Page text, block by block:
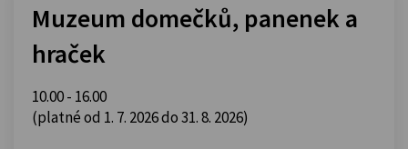
Muzeum domečků, panenek a
hraček
10.00 - 16.00
(platné od 1. 7. 2026 do 31. 8. 2026)